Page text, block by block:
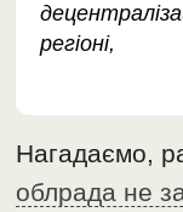
регіоні,
Нагадаємо,
облрада не